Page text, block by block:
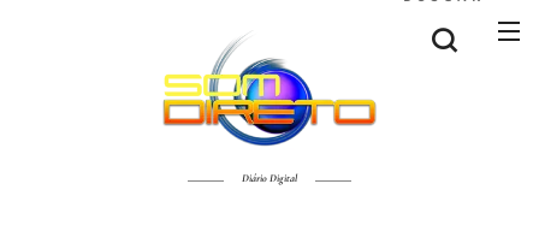
Diário Digital